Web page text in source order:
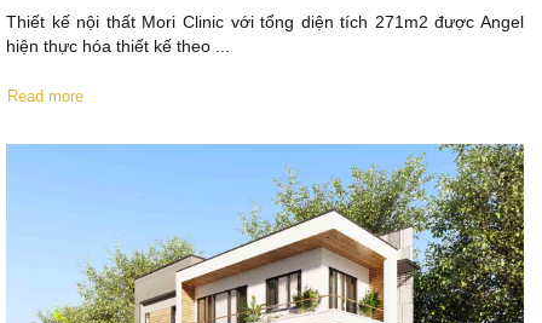
Thiết kế nội thất Mori Clinic với tổng diện tích 271m2 được Angel
hiện thực hóa thiết kế theo ...
Read more